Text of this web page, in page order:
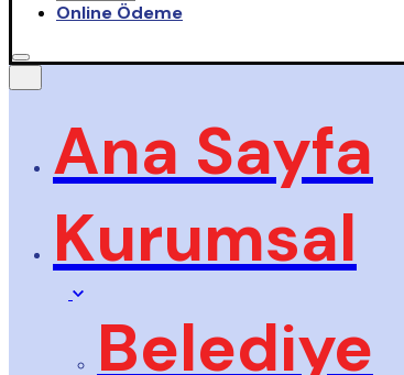
Online Ödeme
Ana Sayfa
Kurumsal
Belediye